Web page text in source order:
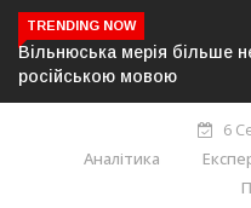
TRENDING NOW
та скарги
В Угорщині
серпня —
6
Аналітика